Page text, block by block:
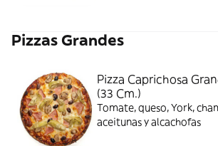
Pizzas Grandes
Pizza Caprichosa
(33 Cm.)
Tomate, queso, York,
aceitunas y alcachofas